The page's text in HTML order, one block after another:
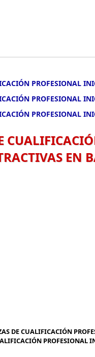
PROFESIONAL
PROFESIONAL
PROFESIONAL
EN
DE CUALIFICACIÓN
PROFESIONAL